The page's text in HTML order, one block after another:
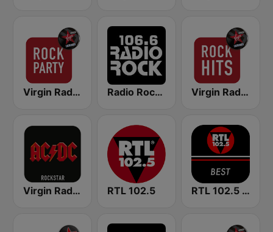
Virgin Radio Rock Party Radio Rock 106.6 Virgin Radio Rock Hits
Virgin Radio AC/DC RTL 102.5 RTL 102.5 - Best